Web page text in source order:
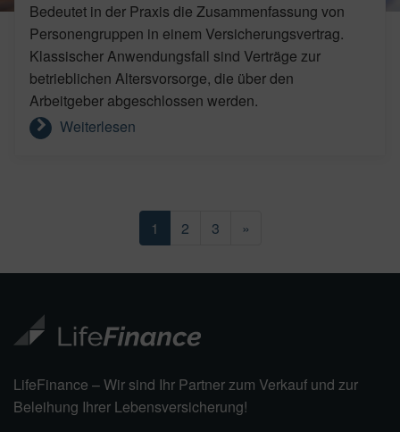
Bedeutet in der Praxis die Zusammenfassung von
Personengruppen in einem Versicherungsvertrag.
Klassischer Anwendungsfall sind Verträge zur
betrieblichen Altersvorsorge, die über den
Arbeitgeber abgeschlossen werden.
Weiterlesen
1 2 3 »
LifeFinance – Wir sind Ihr Partner zum Verkauf und zur
Beleihung Ihrer Lebensversicherung!